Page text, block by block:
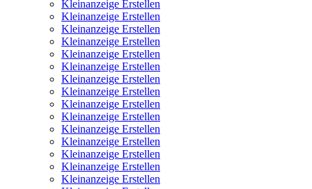
Kleinanzeige Erstellen
Kleinanzeige Erstellen
Kleinanzeige Erstellen
Kleinanzeige Erstellen
Kleinanzeige Erstellen
Kleinanzeige Erstellen
Kleinanzeige Erstellen
Kleinanzeige Erstellen
Kleinanzeige Erstellen
Kleinanzeige Erstellen
Kleinanzeige Erstellen
Kleinanzeige Erstellen
Kleinanzeige Erstellen
Kleinanzeige Erstellen
Kleinanzeige Erstellen